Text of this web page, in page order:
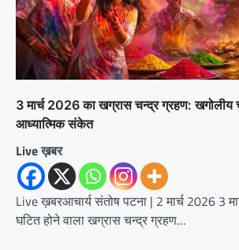
3 मार्च 2026 का खग्रास चन्द्र ग्रहण: खगोलीय
आध्यात्मिक संकेत
Live ख़बर
Live ख़बरआचार्य संतोष पटना | 2 मार्च 2026 3
घटित होने वाला खग्रास चन्द्र ग्रहण…